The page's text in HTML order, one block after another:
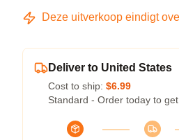
Deze uitverkoop eindigt
Deliver to United States
Cost to ship: $6.99
Standard - Order today to